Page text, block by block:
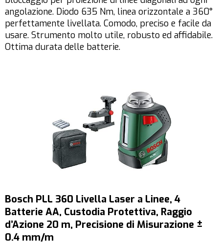
angolazione. Diodo 635 Nm, linea orizzontale a 360°
perfettamente livellata. Comodo, preciso e facile da
usare. Strumento molto utile, robusto ed affidabile.
Ottima durata delle batterie.
Bosch PLL 360 Livella Laser a Linee, 4
Batterie AA, Custodia Protettiva, Raggio
d’Azione 20 m, Precisione di Misurazione ±
0.4 mm/m